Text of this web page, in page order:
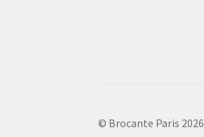
© Brocante Paris 2026